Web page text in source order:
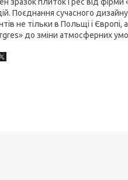
зразок плиток Грес від фірми
Поєднання сучасного
не тільки в Польщі і Європі,
до зміни атмосферних умов